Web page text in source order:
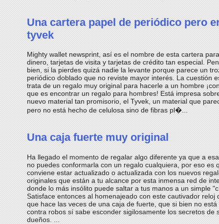
Una cartera papel de periódico pero
tyvek
Mighty wallet newsprint, así es el nombre de esta cartera
dinero, tarjetas de visita y tarjetas de crédito tan especial.
bien, si la pierdes quizá nadie la levante porque parece un
periódico doblado que no reviste mayor interés. La cuestión
trata de un regalo muy original para hacerle a un hombre
que es encontrar un regalo para hombres! Está impresa
nuevo material tan promisorio, el Tyvek, un material que
pero no está hecho de celulosa sino de fibras pl�...
Una caja fuerte muy original
Ha llegado el momento de regalar algo diferente ya que a
no puedes conformarla con un regalo cualquiera, por eso es
conviene estar actualizado o actualizada con los nuevos
originales que están a tu alcance por esta inmensa red de
donde lo más insólito puede saltar a tus manos a un simple
Satisface entonces al homenajeado con este cautivador reloj
que hace las veces de una caja de fuerte, que si bien no
contra robos sí sabe esconder sigilosamente los secretos de
dueños. ...